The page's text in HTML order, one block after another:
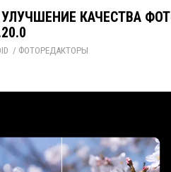
УЛУЧШЕНИЕ КАЧЕСТВА
/ ФОТОРЕДАКТОРЫ